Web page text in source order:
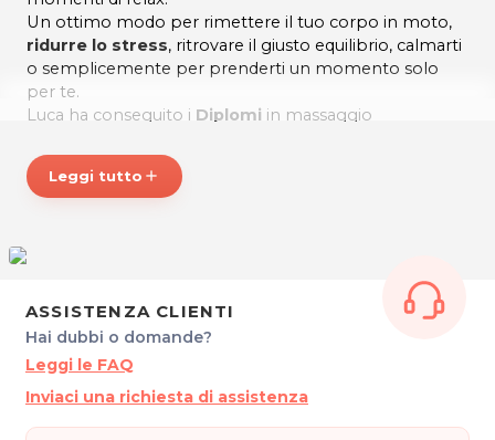
Un ottimo modo per rimettere il tuo corpo in moto,
ridurre lo stress, ritrovare il giusto equilibrio, calmarti
o semplicemente per prenderti un momento solo
per te.
Luca ha conseguito i Diplomi in massaggio
ayurvedico, linfodrenante e anatomia del
massaggio presso la
- Antistress
- Drenante
- Abyangam
- Pit Stop gambe
Leggi tutto add
ASSISTENZA CLIENTI
Hai dubbi o domande?
Leggi le FAQ
Inviaci una richiesta di assistenza